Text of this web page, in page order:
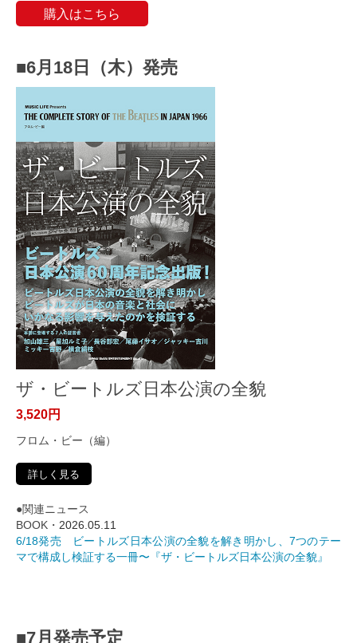
購入はこちら
■6月18日（木）発売
ザ・ビートルズ日本公演の全貌
3,520円
フロム・ビー（編）
詳しく見る
●関連ニュース
BOOK・ 2026.05.11
6/18発売 ビートルズ日本公演の全貌を解き明かし、7つのテー
マで構成し検証する一冊〜『ザ・ビートルズ日本公演の全貌』
■7月発売予定